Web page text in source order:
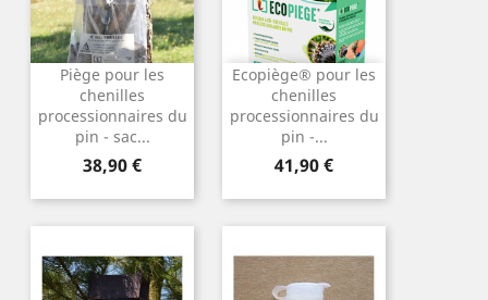
Piège pour les
chenilles
processionnaires du
pin - sac...
Prix
38,90 €
Ecopiège® pour les
chenilles
processionnaires du
pin -...
Prix
41,90 €